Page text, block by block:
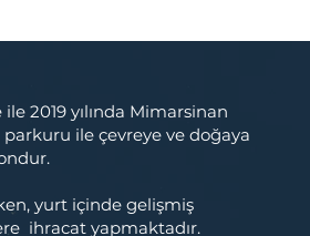
2019 yılında Mimarsinan
ile çevreye ve doğaya
yurt içinde gelişmiş
ihracat yapmaktadır.